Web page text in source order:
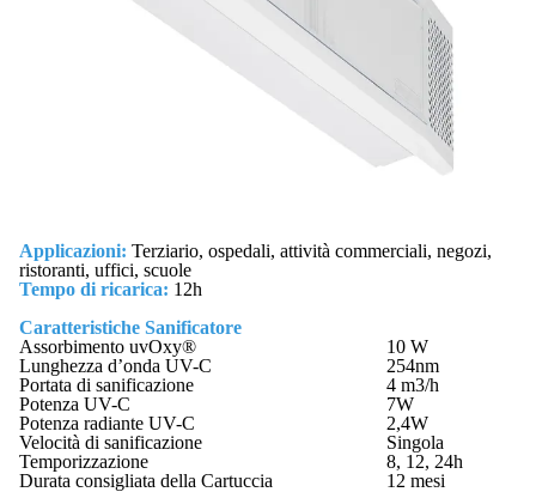
Applicazioni: Terziario, ospedali, attività commerciali, negozi,
ristoranti, uffici, scuole
Tempo di ricarica: 12h
Caratteristiche Sanificatore
Assorbimento uvOxy®
10 W
Lunghezza d’onda UV-C
254nm
Portata di sanificazione
4 m3/h
Potenza UV-C
7W
Potenza radiante UV-C
2,4W
Velocità di sanificazione
Singola
Temporizzazione
8, 12, 24h
Durata consigliata della Cartuccia
12 mesi